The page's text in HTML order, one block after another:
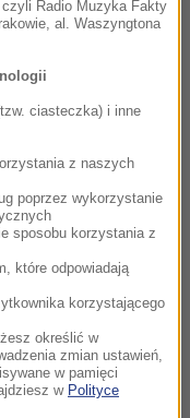
statystyk jest
ulicach.
resort
zmian
do poprawy
przejściem i
niż 50 km/h także
w życie 1 lipca.
Radio Muzyka Fakty
al. Waszyngtona
ciasteczka) i inne
z naszych
poprzez wykorzystanie
sposobu korzystania z
które odpowiadają
korzystającego
określić w
zmian ustawień,
w pamięci
w Polityce